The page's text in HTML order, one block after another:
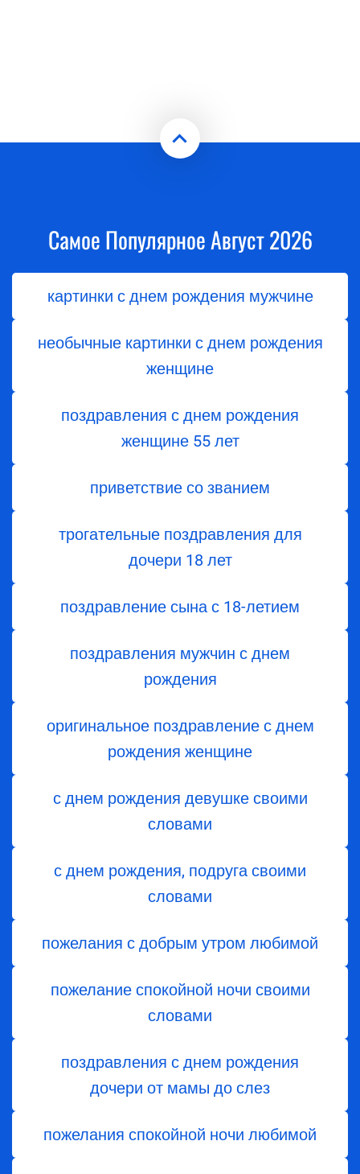
Самое Популярное Август 2026
картинки с днем рождения мужчине
необычные картинки с днем рождения
женщине
поздравления с днем ​​рождения
женщине 55 лет
приветствие со званием
трогательные поздравления для
дочери 18 лет
поздравление сына с 18-летием
поздравления мужчин с днем
рождения
оригинальное поздравление с днем
рождения женщине
с днем рождения девушке своими
словами
с днем рождения, подруга своими
словами
пожелания с добрым утром любимой
пожелание спокойной ночи своими
словами
поздравления с днем ​​рождения
дочери от мамы до слез
пожелания спокойной ночи любимой